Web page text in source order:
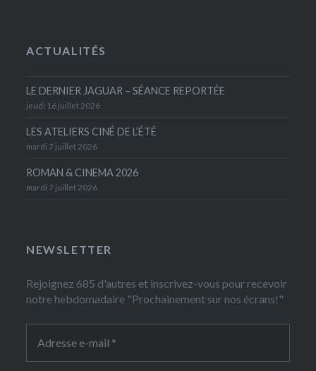
ACTUALITÉS
LE DERNIER JAGUAR – SÉANCE REPORTÉE
jeudi 16 juillet 2026
LES ATELIERS CINÉ DE L’ÉTÉ
mardi 7 juillet 2026
ROMAN & CINEMA 2026
mardi 7 juillet 2026
NEWSLETTER
Rejoignez 685 d'autres et inscrivez-vous pour recevoir
notre hebdomadaire "Prochainement sur nos écrans!"